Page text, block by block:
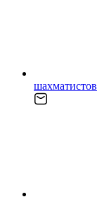
шахматистов